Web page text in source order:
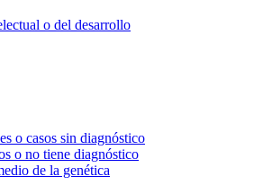
o del desarrollo
o casos sin diagnóstico
o no tiene diagnóstico
de la genética